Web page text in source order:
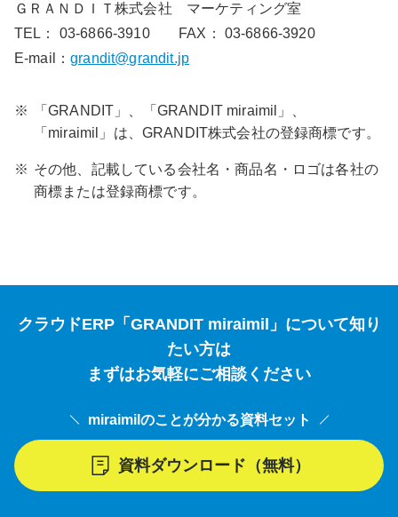
ＧＲＡＮＤＩＴ株式会社 マーケティング室
TEL： 03-6866-3910 FAX： 03-6866-3920
E-mail：grandit@grandit.jp
※
「GRANDIT」、「GRANDIT miraimil」、
「miraimil」は、GRANDIT株式会社の登録商標です。
※ その他、記載している会社名・商品名・ロゴは各社の
商標または登録商標です。
クラウドERP「GRANDIT miraimil」について知り
たい方は
まずはお気軽にご相談ください
miraimilのことが分かる資料セット
資料ダウンロード（無料）